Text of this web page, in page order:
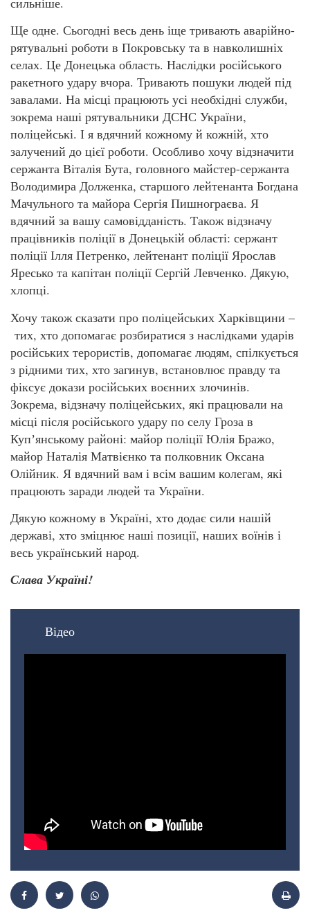
Ще одне. Сьогодні весь день іще тривають аварійно-
рятувальні роботи в Покровську та в навколишніх
селах. Це Донецька область. Наслідки російського
ракетного удару вчора. Тривають пошуки людей під
завалами. На місці працюють усі необхідні служби,
зокрема наші рятувальники ДСНС України,
поліцейські. І я вдячний кожному й кожній, хто
залучений до цієї роботи. Особливо хочу відзначити
сержанта Віталія Бута, головного майстер-сержанта
Володимира Долженка, старшого лейтенанта Богдана
Мачульного та майора Сергія Пишнограєва. Я
вдячний за вашу самовідданість. Також відзначу
працівників поліції в Донецькій області: сержант
поліції Ілля Петренко, лейтенант поліції Ярослав
Яресько та капітан поліції Сергій Левченко. Дякую,
хлопці.
Хочу також сказати про поліцейських Харківщини –
тих, хто допомагає розбиратися з наслідками ударів
російських терористів, допомагає людям, спілкується
з рідними тих, хто загинув, встановлює правду та
фіксує докази російських воєнних злочинів.
Зокрема, відзначу поліцейських, які працювали на
місці після російського удару по селу Гроза в
Купʼянському районі: майор поліції Юлія Бражо,
майор Наталія Матвієнко та полковник Оксана
Олійник. Я вдячний вам і всім вашим колегам, які
працюють заради людей та України.
Дякую кожному в Україні, хто додає сили нашій
державі, хто зміцнює наші позиції, наших воїнів і
весь український народ.
Слава Україні!
Відео